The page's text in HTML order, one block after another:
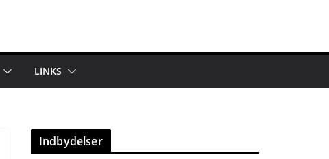
LINKS
Indbydelser